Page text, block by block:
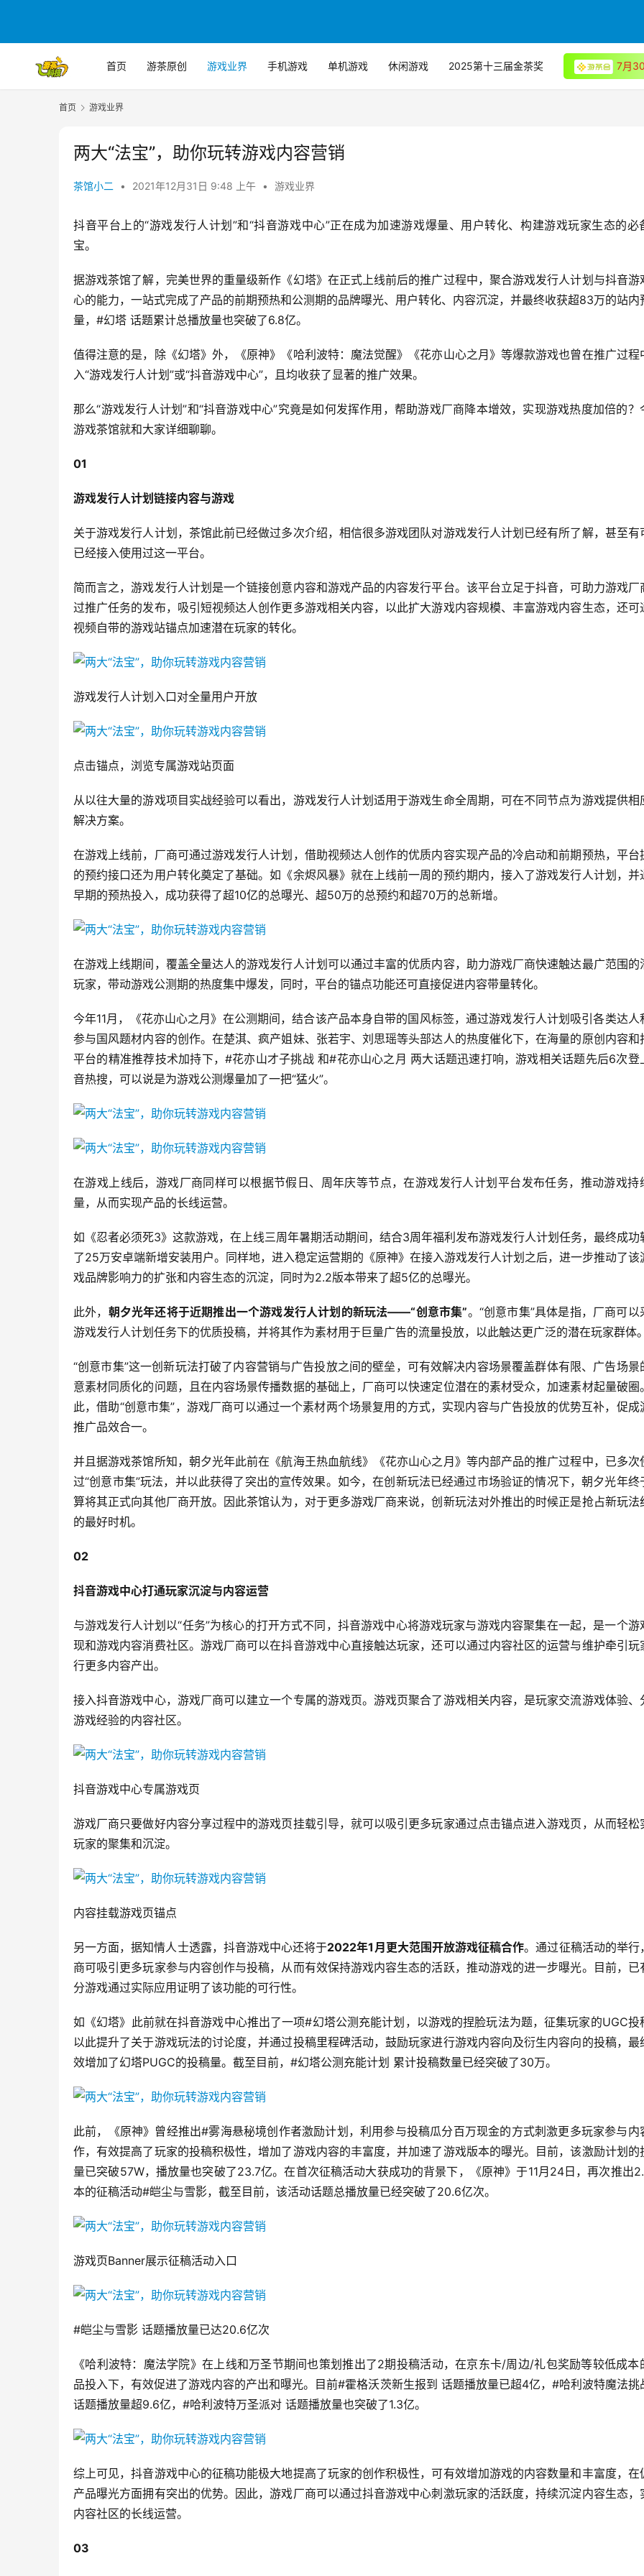
首页 游茶原创 游戏业界 手机游戏 单机游戏 休闲游戏 2025第十三届金茶奖 7月
首页 游戏业界
两大“法宝”，助你玩转游戏内容营销
茶馆小二 • 2021年12月31日 9:48 上午 • 游戏业界
抖音平台上的“游戏发行人计划”和“抖音游戏中心”正在成为加速游戏爆量、用户转化、构建游戏玩家生态的必
宝。
据游戏茶馆了解，完美世界的重量级新作《幻塔》在正式上线前后的推广过程中，聚合游戏发行人计划与抖音游
心的能力，一站式完成了产品的前期预热和公测期的品牌曝光、用户转化、内容沉淀，并最终收获超83万的站内
量，#幻塔 话题累计总播放量也突破了6.8亿。
值得注意的是，除《幻塔》外，《原神》《哈利波特：魔法觉醒》《花亦山心之月》等爆款游戏也曾在推广过程
入“游戏发行人计划”或“抖音游戏中心”，且均收获了显著的推广效果。
那么“游戏发行人计划”和“抖音游戏中心”究竟是如何发挥作用，帮助游戏厂商降本增效，实现游戏热度加倍的？
游戏茶馆就和大家详细聊聊。
01
游戏发行人计划链接内容与游戏
关于游戏发行人计划，茶馆此前已经做过多次介绍，相信很多游戏团队对游戏发行人计划已经有所了解，甚至有
已经接入使用过这一平台。
简而言之，游戏发行人计划是一个链接创意内容和游戏产品的内容发行平台。该平台立足于抖音，可助力游戏厂
过推广任务的发布，吸引短视频达人创作更多游戏相关内容，以此扩大游戏内容规模、丰富游戏内容生态，还可
视频自带的游戏站锚点加速潜在玩家的转化。
游戏发行人计划入口对全量用户开放
点击锚点，浏览专属游戏站页面
从以往大量的游戏项目实战经验可以看出，游戏发行人计划适用于游戏生命全周期，可在不同节点为游戏提供相
解决方案。
在游戏上线前，厂商可通过游戏发行人计划，借助视频达人创作的优质内容实现产品的冷启动和前期预热，平台
的预约接口还为用户转化奠定了基础。如《余烬风暴》就在上线前一周的预约期内，接入了游戏发行人计划，并
早期的预热投入，成功获得了超10亿的总曝光、超50万的总预约和超70万的总新增。
在游戏上线期间，覆盖全量达人的游戏发行人计划可以通过丰富的优质内容，助力游戏厂商快速触达最广范围的
玩家，带动游戏公测期的热度集中爆发，同时，平台的锚点功能还可直接促进内容带量转化。
今年11月，《花亦山心之月》在公测期间，结合该产品本身自带的国风标签，通过游戏发行人计划吸引各类达人
参与国风题材内容的创作。在楚淇、疯产姐妹、张若宇、刘思瑶等头部达人的热度催化下，在海量的原创内容和
平台的精准推荐技术加持下，#花亦山才子挑战 和#花亦山心之月 两大话题迅速打响，游戏相关话题先后6次登
音热搜，可以说是为游戏公测爆量加了一把“猛火”。
在游戏上线后，游戏厂商同样可以根据节假日、周年庆等节点，在游戏发行人计划平台发布任务，推动游戏持
量，从而实现产品的长线运营。
如《忍者必须死3》这款游戏，在上线三周年暑期活动期间，结合3周年福利发布游戏发行人计划任务，最终成功
了25万安卓端新增安装用户。同样地，进入稳定运营期的《原神》在接入游戏发行人计划之后，进一步推动了该
戏品牌影响力的扩张和内容生态的沉淀，同时为2.2版本带来了超5亿的总曝光。
此外， 朝夕光年还将于近期推出一个游戏发行人计划的新玩法——“创意市集”。“创意市集”具体是指，厂商可以
游戏发行人计划任务下的优质投稿，并将其作为素材用于巨量广告的流量投放，以此触达更广泛的潜在玩家群体。
“创意市集”这一创新玩法打破了内容营销与广告投放之间的壁垒，可有效解决内容场景覆盖群体有限、广告场景
意素材同质化的问题，且在内容场景传播数据的基础上，厂商可以快速定位潜在的素材受众，加速素材起量破圈
此，借助“创意市集”，游戏厂商可以通过一个素材两个场景复用的方式，实现内容与广告投放的优势互补，促成
推广品效合一。
并且据游戏茶馆所知，朝夕光年此前在《航海王热血航线》《花亦山心之月》等内部产品的推广过程中，已多次
过“创意市集”玩法，并以此获得了突出的宣传效果。如今，在创新玩法已经通过市场验证的情况下，朝夕光年终
算将其正式向其他厂商开放。因此茶馆认为，对于更多游戏厂商来说，创新玩法对外推出的时候正是抢占新玩法
的最好时机。
02
抖音游戏中心打通玩家沉淀与内容运营
与游戏发行人计划以“任务”为核心的打开方式不同，抖音游戏中心将游戏玩家与游戏内容聚集在一起，是一个游
现和游戏内容消费社区。游戏厂商可以在抖音游戏中心直接触达玩家，还可以通过内容社区的运营与维护牵引玩
行更多内容产出。
接入抖音游戏中心，游戏厂商可以建立一个专属的游戏页。游戏页聚合了游戏相关内容，是玩家交流游戏体验、
游戏经验的内容社区。
抖音游戏中心专属游戏页
游戏厂商只要做好内容分享过程中的游戏页挂载引导，就可以吸引更多玩家通过点击锚点进入游戏页，从而轻松
玩家的聚集和沉淀。
内容挂载游戏页锚点
另一方面，据知情人士透露，抖音游戏中心还将于2022年1月更大范围开放游戏征稿合作。通过征稿活动的举行
商可吸引更多玩家参与内容创作与投稿，从而有效保持游戏内容生态的活跃，推动游戏的进一步曝光。目前，已
分游戏通过实际应用证明了该功能的可行性。
如《幻塔》此前就在抖音游戏中心推出了一项#幻塔公测充能计划，以游戏的捏脸玩法为题，征集玩家的UGC投
以此提升了关于游戏玩法的讨论度，并通过投稿里程碑活动，鼓励玩家进行游戏内容向及衍生内容向的投稿，最
效增加了幻塔PUGC的投稿量。截至目前，#幻塔公测充能计划 累计投稿数量已经突破了30万。
此前，《原神》曾经推出#雾海悬秘境创作者激励计划，利用参与投稿瓜分百万现金的方式刺激更多玩家参与内
作，有效提高了玩家的投稿积极性，增加了游戏内容的丰富度，并加速了游戏版本的曝光。目前，该激励计划的
量已突破57W，播放量也突破了23.7亿。在首次征稿活动大获成功的背景下，《原神》于11月24日，再次推出
本的征稿活动#皑尘与雪影，截至目前，该活动话题总播放量已经突破了20.6亿次。
游戏页Banner展示征稿活动入口
#皑尘与雪影 话题播放量已达20.6亿次
《哈利波特：魔法学院》在上线和万圣节期间也策划推出了2期投稿活动，在京东卡/周边/礼包奖励等较低成本
品投入下，有效促进了游戏内容的产出和曝光。目前#霍格沃茨新生报到 话题播放量已超4亿，#哈利波特魔法挑
话题播放量超9.6亿，#哈利波特万圣派对 话题播放量也突破了1.3亿。
综上可见，抖音游戏中心的征稿功能极大地提高了玩家的创作积极性，可有效增加游戏的内容数量和丰富度，在
产品曝光方面拥有突出的优势。因此，游戏厂商可以通过抖音游戏中心刺激玩家的活跃度，持续沉淀内容生态，
内容社区的长线运营。
03